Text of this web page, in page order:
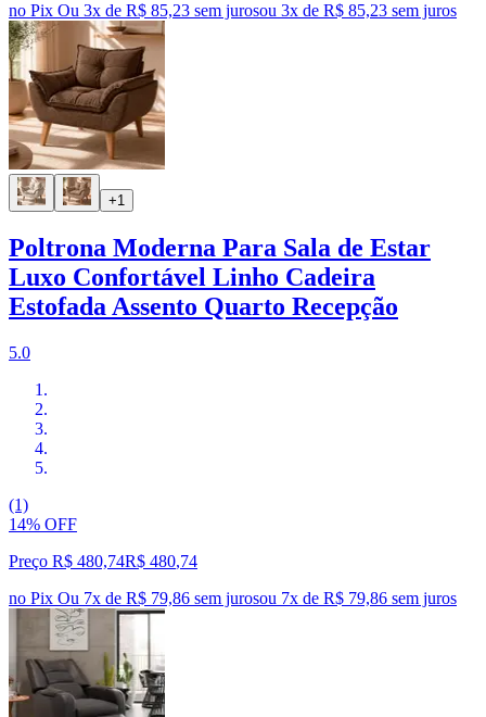
no Pix Ou 3x de R$ 85,23 sem jurosou 3x de R$ 85,23 sem juros
+1
Poltrona Moderna Para Sala de Estar
Luxo Confortável Linho Cadeira
Estofada Assento Quarto Recepção
5.0
(1)
14% OFF
Preço R$ 480,74R$ 480,74
no Pix Ou 7x de R$ 79,86 sem jurosou 7x de R$ 79,86 sem juros